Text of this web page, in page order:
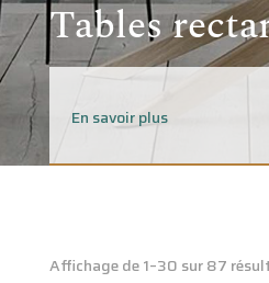
Tables
En savoir plus
Affichage de 1–30 sur 87